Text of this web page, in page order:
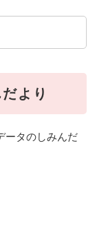
より
ータのしみんだ